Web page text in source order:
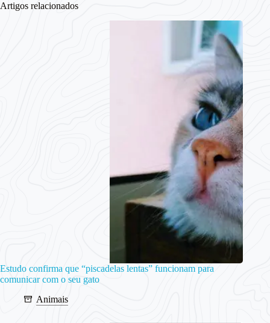
Artigos relacionados
Estudo confirma que “piscadelas lentas” funcionam para
comunicar com o seu gato
Animais